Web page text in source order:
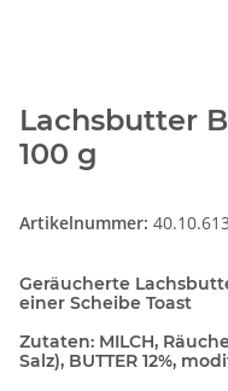
Lachsbutter
100 g
Artikelnummer: 40.10.613
Geräucherte
einer Scheibe Toast
Zutaten: MILCH,
Salz), BUTTER 12%,